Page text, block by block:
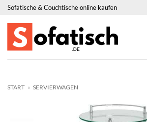
Zum
springen
Sofatische & Couchtische online kaufen
START » SERVIERWAGEN